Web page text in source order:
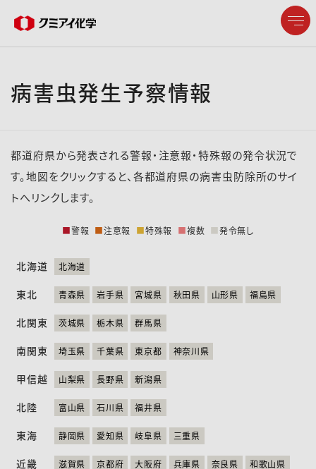
企業情報
研究開発
株主・投資家情報
採用情報
病害虫発生予察情報
都道府県から発表される警報・注意報・特殊報の発令状況で
す。地図をクリックすると、各都道府県の病害虫防除所のサイ
トへリンクします。
■警報 ■注意報 ■特殊報 ■複数 ■発令無し
北海道 北海道
東北 青森県 岩手県 宮城県 秋田県 山形県 福島県
北関東 茨城県 栃木県 群馬県
南関東 埼玉県 千葉県 東京都 神奈川県
甲信越 山梨県 長野県 新潟県
北陸 富山県 石川県 福井県
東海 静岡県 愛知県 岐阜県 三重県
近畿 滋賀県 京都府 大阪府 兵庫県 奈良県 和歌山県